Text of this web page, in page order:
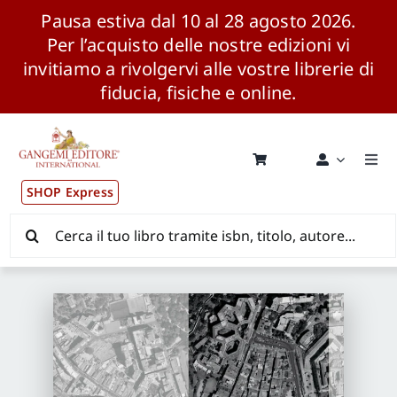
Pausa estiva dal 10 al 28 agosto 2026.
Per l’acquisto delle nostre edizioni vi
invitiamo a rivolgervi alle vostre librerie di
fiducia, fisiche e online.
contenuto
SHOP Express
Pubblicazioni
News ed Eventi
Distribuzione Wolrdwide
CONSIP / MEPA / ANVUR / CINECA
per: